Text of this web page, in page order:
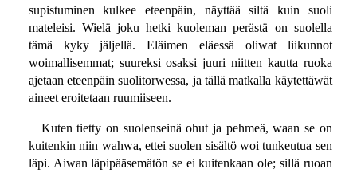
supistuminen kulkee eteenpäin, näyttää siltä kuin suoli
mateleisi. Wielä joku hetki kuoleman perästä on suolella
tämä kyky jäljellä. Eläimen eläessä oliwat liikunnot
woimallisemmat; suureksi osaksi juuri niitten kautta ruoka
ajetaan eteenpäin suolitorwessa, ja tällä matkalla käytettäwät
aineet eroitetaan ruumiiseen.
Kuten tietty on suolenseinä ohut ja pehmeä, waan se on
kuitenkin niin wahwa, ettei suolen sisältö woi tunkeutua sen
läpi. Aiwan läpipääsemätön se ei kuitenkaan ole; sillä ruoan